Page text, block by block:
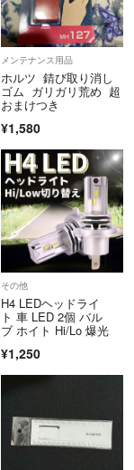
メンテナンス用品
ホルツ 錆び取り消し
ゴム ガリガリ荒め 超
おまけつき
¥1,580
その他
H4 LEDヘッドライ
ト 車 LED 2個 バル
ブ ホイト Hi/Lo 爆光
¥1,250